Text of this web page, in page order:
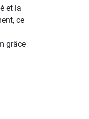
et la
ce
grâce